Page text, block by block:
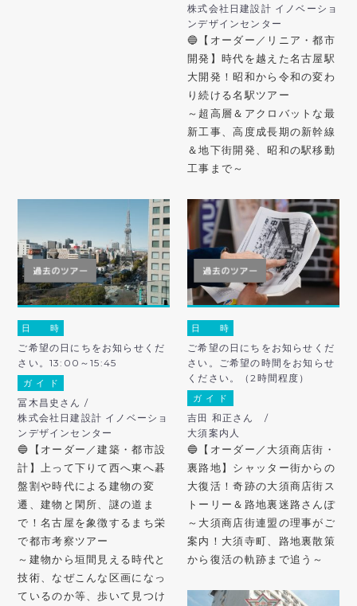
株式会社日建設計 イノベーショ
ンデザインセンター
🔵【オーダー／リニア・都市
開発】時代を越えた名古屋駅
大開発！昭和から令和の変わ
り続ける名駅ツアー
～超高層＆アクロバットな最
新工事、高度成長期の新幹線
＆地下街開発、昭和の駅移動
工事まで～
日 時
ご希望の日にちをお知らせくだ
さい。13:00～15:45
ガ イ ド
冨木昌史さん /
株式会社日建設計 イノベーショ
ンデザインセンター
🔵【オーダー／建築・都市設
計】上って下りて西へ東へ碁
盤割や時代による建物の変
遷、建物と閑所、謎の道ま
で！名古屋を象徴するまち栄
で都市考察ツアー
～建物から垣間見える時代と
技術、なぜこんな区画になっ
ているのか等、歩いて見つけ
日 時
ご希望の日にちをお知らせくだ
さい。ご希望の時間をお知らせ
ください。（2時間程度）
ガ イ ド
吉田 和正さん /
大須案内人
🔵【オーダー／大須商店街・
裏路地】シャッター街からの
大復活！奇跡の大須商店街ス
トーリー＆路地裏迷路さんぽ
～大須商店街連盟の理事がご
案内！大須寺町、路地裏散策
から復活の軌跡まで追う～